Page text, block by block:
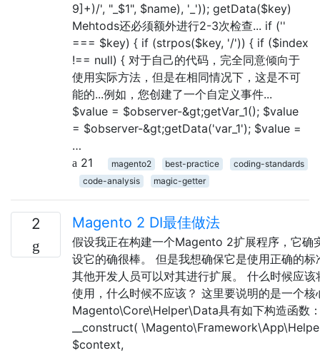
9]+)/', "_$1", $name), '_')); getData($key)
Mehtods还必须额外进行2-3次检查... if (''
=== $key) { if (strpos($key, '/')) { if ($index
!== null) { 对于自己的代码，完全同意倾向于
使用实际方法，但是在相同情况下，这是不可
能的...例如，您创建了一个自定义事件...
$value = $observer-&gt;getVar_1(); $value
= $observer-&gt;getData('var_1'); $value =
…
21
magento2 best-practice
coding-standards
code-analysis
magic-getter
2 Magento 2 DI最佳做法
假设我正在构建一个Magento 2扩展程序，它确
设它的确很棒。 但是我想确保它是使用正确的标
其他开发人员可以对其进行扩展。 什么时候应该
使用，什么时候不应该？ 这里要说明的是一个核
Magento\Core\Helper\Data具有如下构造函数
__construct(
$context,